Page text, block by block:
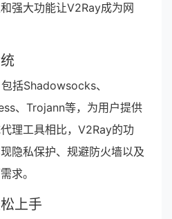
强大功能让V2Ray成为网
括Shadowsocks、
、Trojann等，为用户提供
理工具相比，V2Ray的功
隐私保护、规避防火墙以及
求。
上手